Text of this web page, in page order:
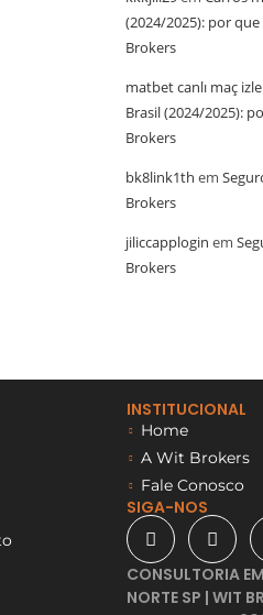
(2024/2025): por
Brokers
matbet canlı maç izle
Brasil (2024/2025):
Brokers
bk8link1th em
Brokers
jiliccapplogin em
Brokers
INSTITUCIONAL
Home
A Wit Brokers
Fale Conosco
SIGA-NOS
CONSULTORIA
NORTE SP | WIT